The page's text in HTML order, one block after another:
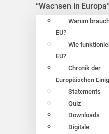
“Wachsen in
Warum
EU?
Wie
EU?
Chronik der
Europäischen
Statements
Quiz
Downloads
Digitale